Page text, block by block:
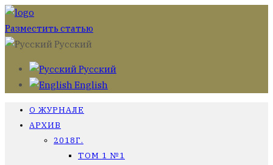
Разместить статью
Русский
Русский
English
О ЖУРНАЛЕ
АРХИВ
2018Г.
ТОМ 1 №1